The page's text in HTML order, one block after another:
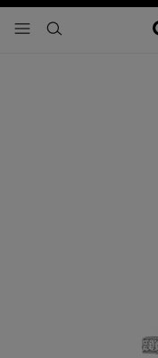
選單 - 主導覽
- 主選單搜尋